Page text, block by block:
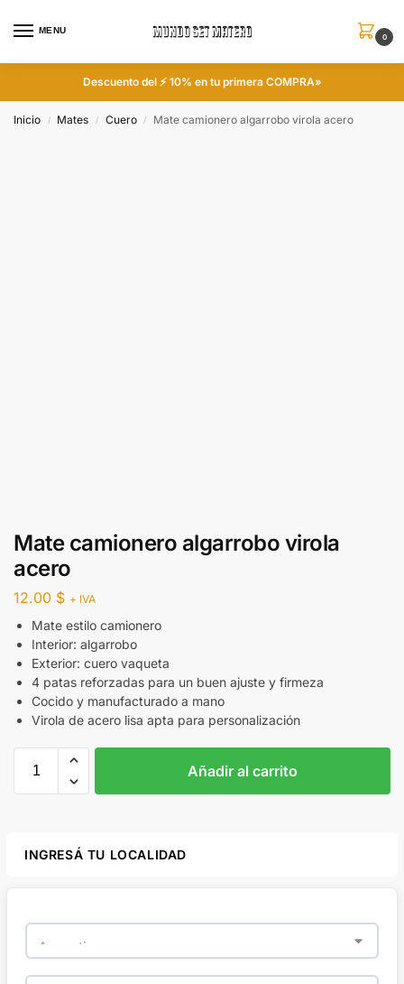
MENU
0
Descuento del ⚡ 10% en tu primera COMPRA»
Inicio / Mates / Cuero / Mate camionero algarrobo virola acero
Mate camionero algarrobo virola
acero
12.00 $ + IVA
Mate estilo camionero
Interior: algarrobo
Exterior: cuero vaqueta
4 patas reforzadas para un buen ajuste y firmeza
Cocido y manufacturado a mano
Virola de acero lisa apta para personalización
Añadir al carrito
INGRESÁ TU LOCALIDAD